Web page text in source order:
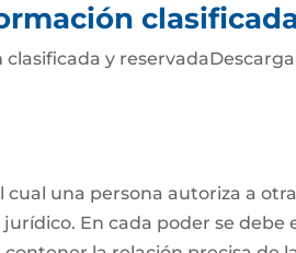
y reservadaDescarga
cual una persona autoriza a
En cada poder se debe